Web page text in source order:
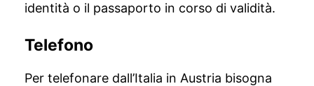
identità o il passaporto in corso di validità.
Telefono
Per telefonare dall’Italia in Austria bisogna